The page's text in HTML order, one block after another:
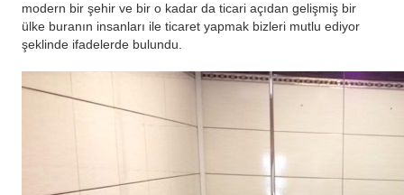
modern bir şehir ve bir o kadar da ticari açıdan gelişmiş bir
ülke buranın insanları ile ticaret yapmak bizleri mutlu ediyor
şeklinde ifadelerde bulundu.